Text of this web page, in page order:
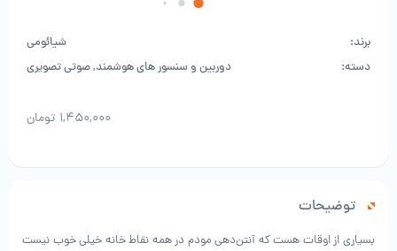
برند:
شیائومی
دسته:
دوربین و سنسور های هوشمند,صوتی تصویری
۱,۴۵۰,۰۰۰ تومان
توضیحات
بسیاری از اوقات هست که آنتن‌دهی مودم در همه نقاط خانه خیلی خوب نیست